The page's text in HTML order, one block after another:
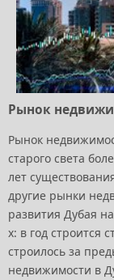
Рынок
Рынок
старого света
лет
другие рынки
развития Дубая
х: в год строится
строилось за
недвижимости в